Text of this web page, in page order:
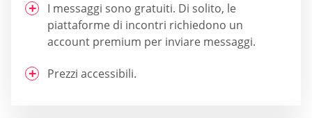
I messaggi sono gratuiti. Di solito, le
piattaforme di incontri richiedono un
account premium per inviare messaggi.
Prezzi accessibili.